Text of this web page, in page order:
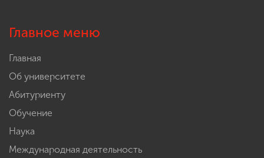
Главное меню
Главная
Об университете
Абитуриенту
Обучение
Наука
Международная деятельность